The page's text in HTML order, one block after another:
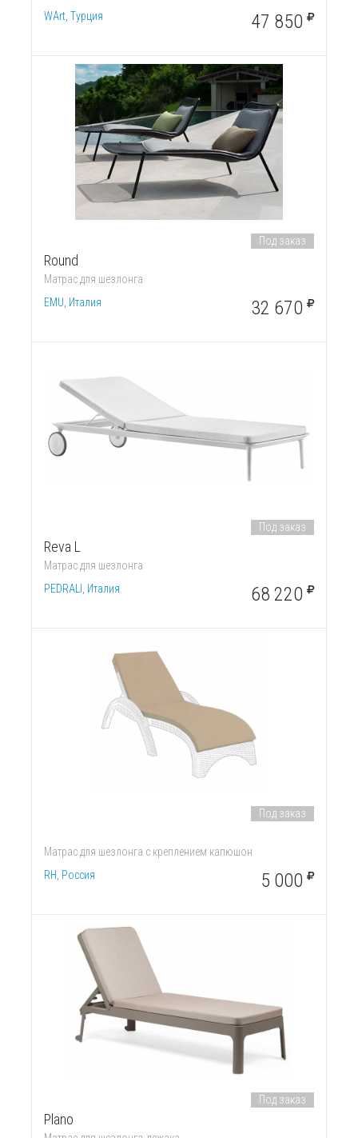
WArt, Турция
47 850
Round
Матрас для шезлонга
EMU, Италия
Под заказ
32 670
Reva L
Матрас для шезлонга
PEDRALI, Италия
Под заказ
68 220
Матрас для шезлонга с креплением капюшон
RH, Россия
Под заказ
5 000
Plano
Под заказ